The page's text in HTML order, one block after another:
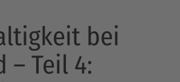
bei
– Teil 4: